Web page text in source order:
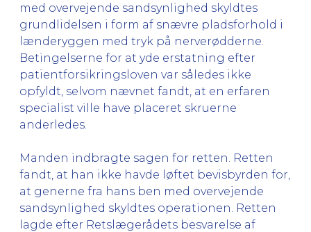
med overvejende sandsynlighed skyldtes
grundlidelsen i form af snævre pladsforhold i
lænderyggen med tryk på nerverødderne.
Betingelserne for at yde erstatning efter
patientforsikringsloven var således ikke
opfyldt, selvom nævnet fandt, at en erfaren
specialist ville have placeret skruerne
anderledes.
Manden indbragte sagen for retten. Retten
fandt, at han ikke havde løftet bevisbyrden for,
at generne fra hans ben med overvejende
sandsynlighed skyldtes operationen. Retten
lagde efter Retslægerådets besvarelse af